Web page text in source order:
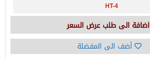
HT-4
اضافة الى طلب عرض السعر
أضف الى المفضلة